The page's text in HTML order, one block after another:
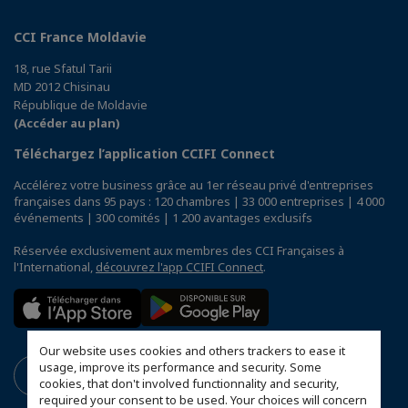
Our website uses cookies and others trackers to ease it
usage, improve its performance and security. Some
cookies, that don't involved functionnality and security,
required your consent to be used. Your choices will concern
CCI France Moldavie
18, rue Sfatul Tarii
MD 2012 Chisinau
République de Moldavie
(Accéder au plan)
Téléchargez l’application CCIFI Connect
Accélérez votre business grâce au 1er réseau privé d'entreprises
françaises dans 95 pays : 120 chambres | 33 000 entreprises | 4 000
événements | 300 comités | 1 200 avantages exclusifs
Réservée exclusivement aux membres des CCI Françaises à
l'International, découvrez l'app CCIFI Connect.